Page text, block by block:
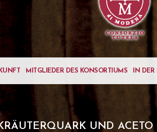
UND
MITGLIEDER DES KONSORTIUMS IN